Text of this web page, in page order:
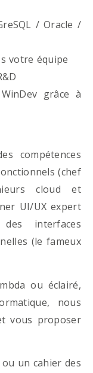
/ Oracle /
votre équipe
grâce à
compétences
(chef
cloud et
UI/UX expert
interfaces
(le fameux
ou éclairé,
nous
vous proposer
un cahier des